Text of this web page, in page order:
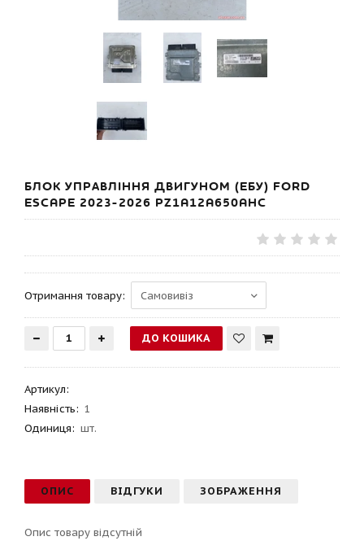
БЛОК УПРАВЛІННЯ ДВИГУНОМ (ЕБУ) FORD
ESCAPE 2023-2026 PZ1A12A650AHC
Отримання товару:
Артикул:
Наявність: 1
Одиниця: шт.
ОПИС ВІДГУКИ ЗОБРАЖЕННЯ
Опис товару відсутній